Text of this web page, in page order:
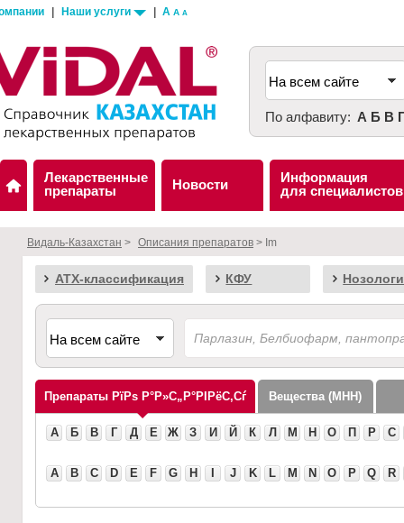
Наши услуги A A A
По алфавиту: А Б В
Лекарственные
препараты
Новости
Информация
для специалистов
Видаль-Казахстан > Описания препаратов > Im
АТХ-классификация КФУ
Препараты Вещества (МНН)
А Б В Г Д Е Ж З И Й К Л М Н О П Р С
A B C D E F G H J K L M N O P Q R